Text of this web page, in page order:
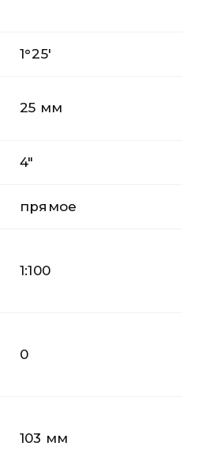
1°25′
25 мм
4″
прямое
1:100
0
103 мм